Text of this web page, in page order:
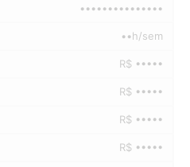
•••••••••••••••
••h/sem
R$ •••••
R$ •••••
R$ •••••
R$ •••••